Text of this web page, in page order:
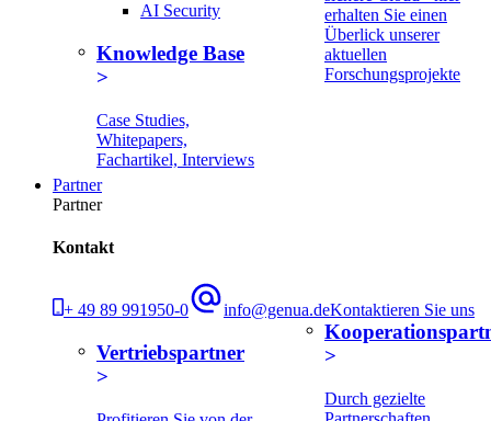
AI Security
Knowledge Base
Case Studies,
Whitepapers,
Fachartikel, Interviews
erhalten Sie einen
Überlick unserer
aktuellen
Forschungsprojekte
Partner
Partner
Kontakt
+ 49 89 991950-0 info@genua.deKontaktieren Sie uns
Vertriebspartner
Durch gezielte